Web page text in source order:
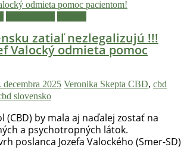
zatiaľ nezlegalizujú !!!
Valocký odmieta pomoc
decembra 2025 Veronika Skepta CBD, cbd
slovensko
(CBD) by mala aj naďalej zostať na
a psychotropných látok.
poslanca Jozefa Valockého (Smer-SD)